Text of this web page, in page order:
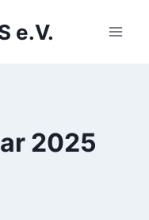
e.V.
2025